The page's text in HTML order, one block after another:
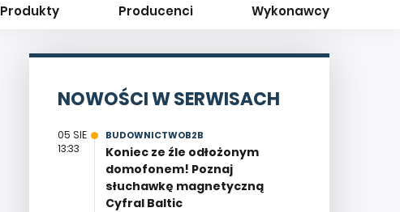
Produkty Producenci Wykonawcy
NOWOŚCI W SERWISACH
05 SIE
13:33
BUDOWNICTWOB2B
Koniec ze źle odłożonym
domofonem! Poznaj
słuchawkę magnetyczną
Cyfral Baltic